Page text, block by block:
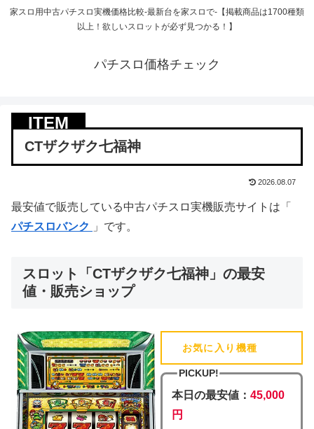
家スロ用中古パチスロ実機価格比較-最新台を家スロで-【掲載商品は1700種類
以上！欲しいスロットが必ず見つかる！】
パチスロ価格チェック
CTザクザク七福神
2026.08.07
最安値で販売している中古パチスロ実機販売サイトは「
パチスロバンク
」です。
スロット「CTザクザク七福神」の最安
値・販売ショップ
お気に入り機種
PICKUP!
本日の最安値： 45,000
円